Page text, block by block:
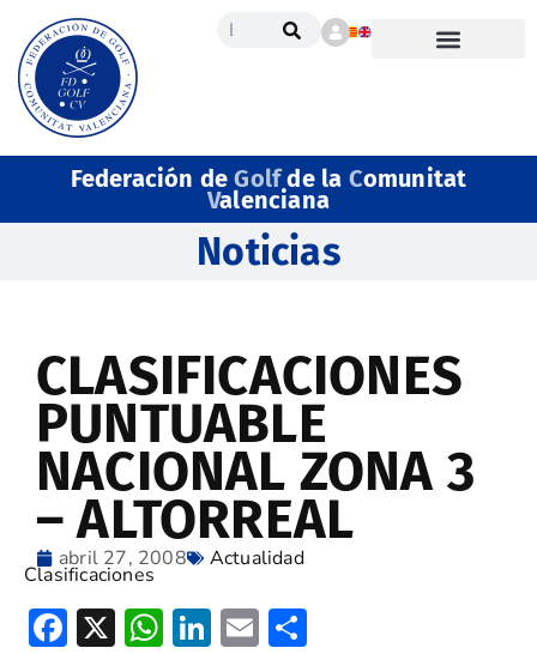
Federación deGolfde la Comunitat
Valenciana
Noticias
CLASIFICACIONES
PUNTUABLE
NACIONAL ZONA 3
– ALTORREAL
abril 27, 2008 Actualidad
Clasificaciones
Facebook
X WhatsApp
LinkedIn
Email